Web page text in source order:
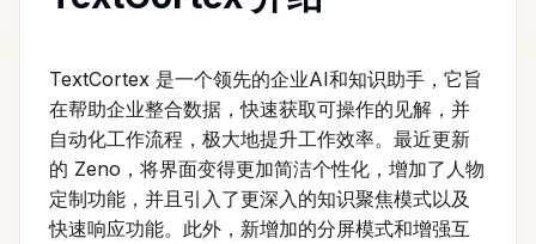
TextCortex 是一个领先的企业AI和知识助手，它旨
在帮助企业整合数据，快速获取可操作的见解，并
自动化工作流程，极大地提升工作效率。最近更新
的 Zeno，将界面变得更加简洁个性化，增加了人物
定制功能，并且引入了更深入的知识聚焦模式以及
快速响应功能。此外，新增加的分屏模式和增强互